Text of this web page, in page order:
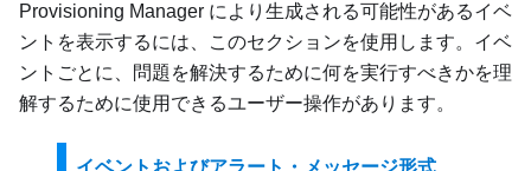
Provisioning Manager により生成される可能性があるイベ
ントを表示するには、このセクションを使用します。イベ
ントごとに、問題を解決するために何を実行すべきかを理
解するために使用できるユーザー操作があります。
イベントおよびアラート・メッセージ形式